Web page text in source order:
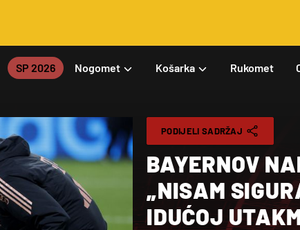
SP 2026 Nogomet Košarka Rukomet
PODIJELI SADRŽAJ
BAYERNOV
„NISAM
IDUĆOJ